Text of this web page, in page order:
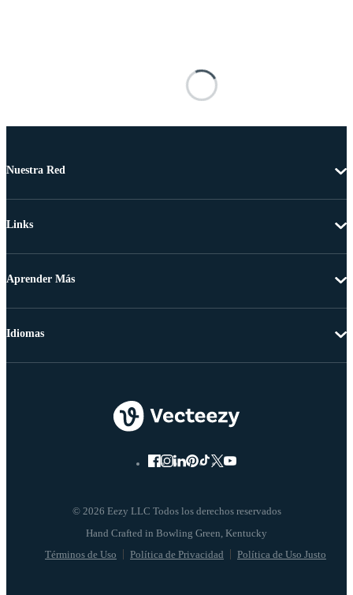
Nuestra Red
Links
Aprender Más
© 2026 Eezy LLC Todos los derechos reservados
Términos de Uso Política de Privacidad Política de Uso Justo
Idiomas